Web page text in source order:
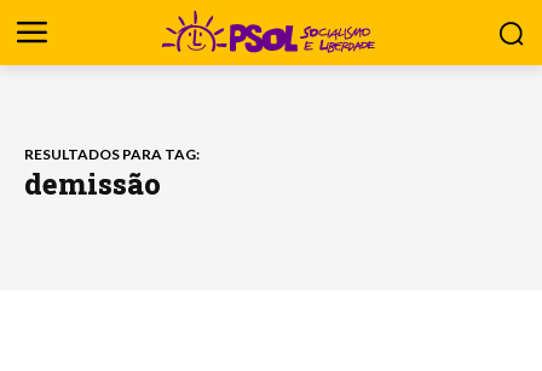
RESULTADOS PARA TAG:
demissão